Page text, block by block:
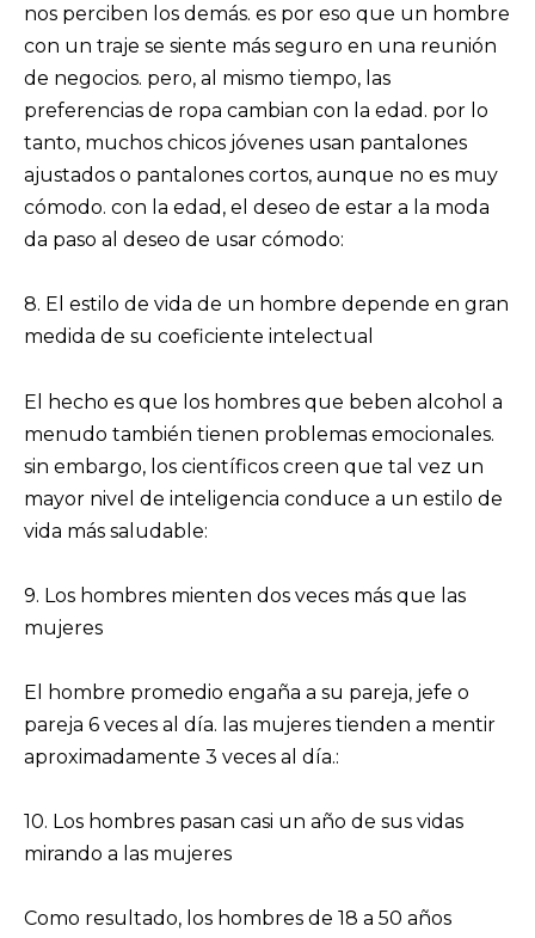
nos perciben los demás. es por eso que un hombre
con un traje se siente más seguro en una reunión
de negocios. pero, al mismo tiempo, las
preferencias de ropa cambian con la edad. por lo
tanto, muchos chicos jóvenes usan pantalones
ajustados o pantalones cortos, aunque no es muy
cómodo. con la edad, el deseo de estar a la moda
da paso al deseo de usar cómodo:
8. El estilo de vida de un hombre depende en gran
medida de su coeficiente intelectual
El hecho es que los hombres que beben alcohol a
menudo también tienen problemas emocionales.
sin embargo, los científicos creen que tal vez un
mayor nivel de inteligencia conduce a un estilo de
vida más saludable:
9. Los hombres mienten dos veces más que las
mujeres
El hombre promedio engaña a su pareja, jefe o
pareja 6 veces al día. las mujeres tienden a mentir
aproximadamente 3 veces al día.:
10. Los hombres pasan casi un año de sus vidas
mirando a las mujeres
Como resultado, los hombres de 18 a 50 años